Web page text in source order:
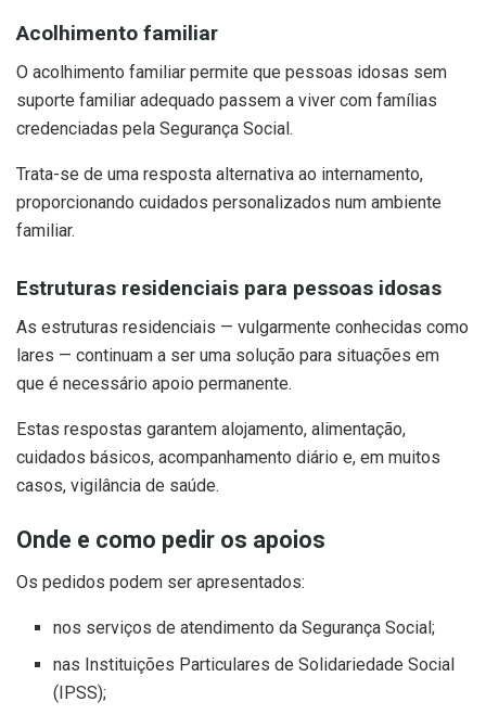
Acolhimento familiar
O acolhimento familiar permite que pessoas idosas sem
suporte familiar adequado passem a viver com famílias
credenciadas pela Segurança Social.
Trata-se de uma resposta alternativa ao internamento,
proporcionando cuidados personalizados num ambiente
familiar.
Estruturas residenciais para pessoas idosas
As estruturas residenciais — vulgarmente conhecidas como
lares — continuam a ser uma solução para situações em
que é necessário apoio permanente.
Estas respostas garantem alojamento, alimentação,
cuidados básicos, acompanhamento diário e, em muitos
casos, vigilância de saúde.
Onde e como pedir os apoios
Os pedidos podem ser apresentados:
nos serviços de atendimento da Segurança Social;
nas Instituições Particulares de Solidariedade Social
(IPSS);